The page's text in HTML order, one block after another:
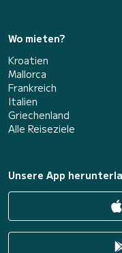
Wo mieten?
Kroatien
Mallorca
Frankreich
Italien
Griechenland
Alle Reiseziele
Unsere App